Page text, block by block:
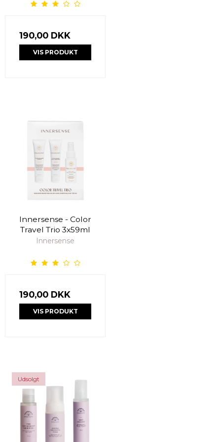
190,00 DKK
VIS PRODUKT
Innersense - Color
Travel Trio 3x59ml
Innersense
190,00 DKK
VIS PRODUKT
Udsolgt